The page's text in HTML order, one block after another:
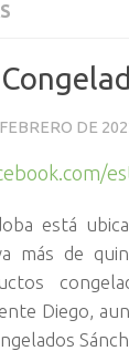
DE
está
más de
Diego,